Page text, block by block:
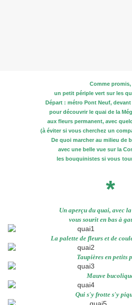
Comme promis,
un petit périple vert sur les
Départ : métro Pont Neuf,
pour découvrir le quai de la
aux fleurs permanent, avec
(à éviter si vous cherchez un
De quoi marcher au milieu de
avec une belle vue sur la
les bouquinistes si vous
*
Un aperçu du quai, avec
vous sourit en bas à
La palette de fleurs et de
Taupières en petits
Mauve
Qui s'y frotte s'y